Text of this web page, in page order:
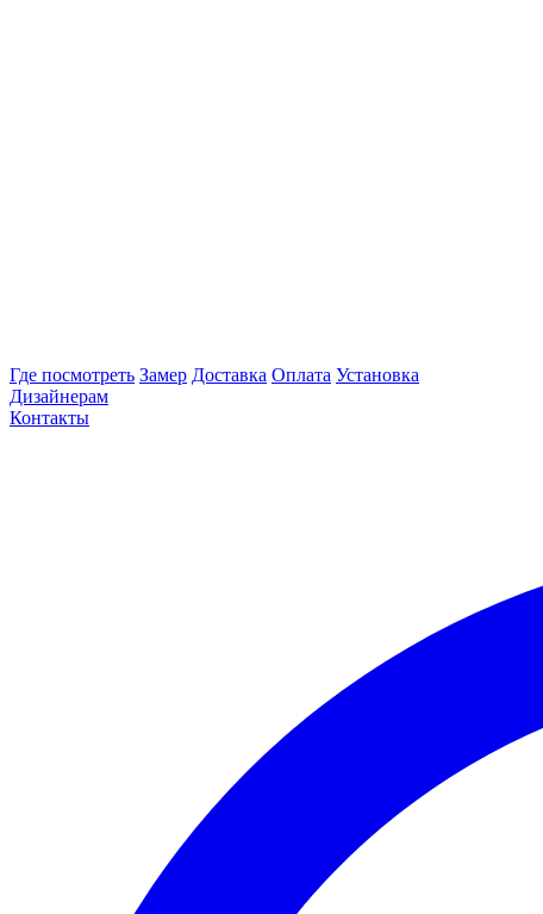
Где посмотреть Замер Доставка Оплата Установка
Дизайнерам
Контакты